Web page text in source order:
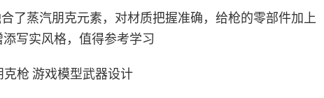
了蒸汽朋克元素，对材质把握准确，给枪的零部件加上
写实风格，值得参考学习